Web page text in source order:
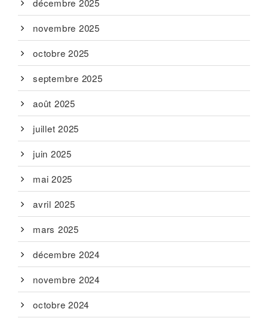
novembre 2025
octobre 2025
septembre 2025
août 2025
juillet 2025
juin 2025
mai 2025
avril 2025
mars 2025
décembre 2024
novembre 2024
octobre 2024